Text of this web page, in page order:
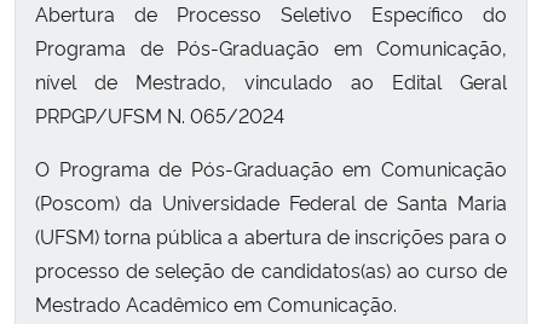
Abertura de Processo Seletivo Específico do
Programa de Pós-Graduação em Comunicação,
nível de Mestrado, vinculado ao Edital Geral
PRPGP/UFSM N. 065/2024
O Programa de Pós-Graduação em Comunicação
(Poscom) da Universidade Federal de Santa Maria
(UFSM) torna pública a abertura de inscrições para o
processo de seleção de candidatos(as) ao curso de
Mestrado Acadêmico em Comunicação.